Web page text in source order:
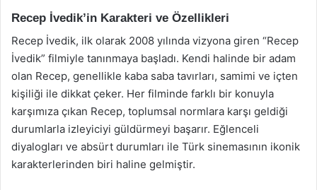
Recep İvedik’in Karakteri ve Özellikleri
Recep İvedik, ilk olarak 2008 yılında vizyona giren “Recep
İvedik” filmiyle tanınmaya başladı. Kendi halinde bir adam
olan Recep, genellikle kaba saba tavırları, samimi ve içten
kişiliği ile dikkat çeker. Her filminde farklı bir konuyla
karşımıza çıkan Recep, toplumsal normlara karşı geldiği
durumlarla izleyiciyi güldürmeyi başarır. Eğlenceli
diyalogları ve absürt durumları ile Türk sinemasının ikonik
karakterlerinden biri haline gelmiştir.